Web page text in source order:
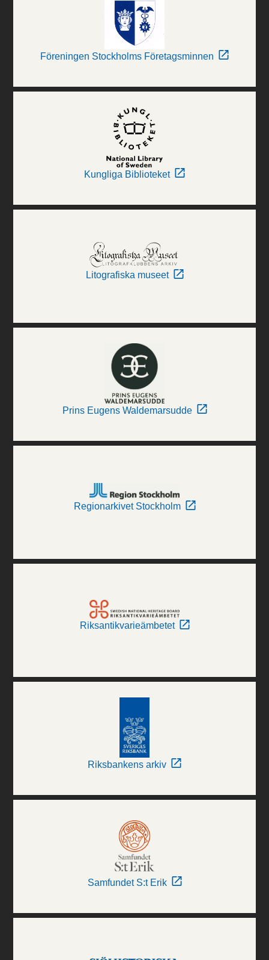
Föreningen Stockholms Företagsminnen
Kungliga Biblioteket
Litografiska museet
Prins Eugens Waldemarsudde
Regionarkivet Stockholm
Riksantikvarieämbetet
Riksbankens arkiv
Samfundet S:t Erik